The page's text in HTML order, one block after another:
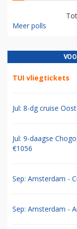
Meer polls
TUI vliegtickets
Jul: 8-dg cruise
Jul: 9-daagse
€1056
Sep: Amsterdam -
Sep: Amsterdam -